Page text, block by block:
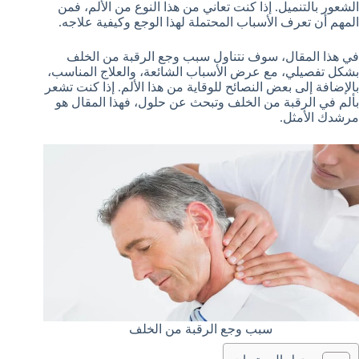
الشعور بالتنميل. إذا كنت تعاني من هذا النوع من الألم، فمن
المهم أن تعرف الأسباب المحتملة لهذا الوجع وكيفية علاجه.
في هذا المقال، سوف نتناول سبب وجع الرقبة من الخلف
بشكل تفصيلي، مع عرض الأسباب الشائعة، والعلاج المناسب،
بالإضافة إلى بعض النصائح للوقاية من هذا الألم. إذا كنت تشعر
بألم في الرقبة من الخلف وتبحث عن حلول، فهذا المقال هو
مرشدك الأمثل.
سبب وجع الرقبة من الخلف